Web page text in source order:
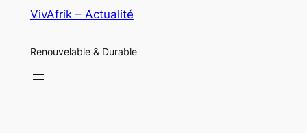
VivAfrik – Actualité
Renouvelable & Durable